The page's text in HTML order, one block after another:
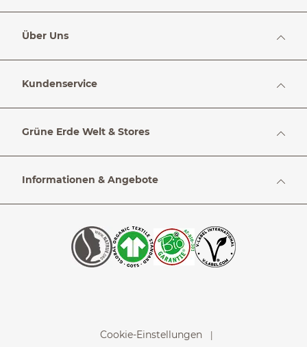
Über Uns
Kundenservice
Grüne Erde Welt & Stores
Informationen & Angebote
Cookie-Einstellungen